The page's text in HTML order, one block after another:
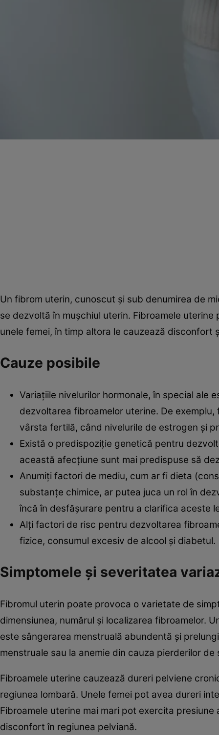
Un fibrom uterin, cunoscut și sub denumirea de
se dezvoltă în mușchiul uterin. Fibroamele
unele femei, în timp altora le cauzează disconfort
Cauze posibile
Variațiile nivelurilor hormonale, în special ale
dezvoltarea fibroamelor uterine. De
vârsta fertilă, când nivelurile de estrogen și
Există o predispoziție genetică pentru
această afecțiune sunt mai predispuse să
Anumiți factori de mediu, cum ar fi dieta
substanțe chimice, ar putea juca un rol în
încă în desfășurare pentru a clarifica aceste
Alți factori de risc pentru dezvoltarea
fizice, consumul excesiv de alcool și diabetul.
Simptomele și severitatea
Fibromul uterin poate provoca o varietate de
dimensiunea, numărul și localizarea fibroamelor.
este sângerarea menstruală abundentă și
menstruale sau la anemie din cauza pierderilor de
Fibroamele uterine cauzează dureri pelviene
regiunea lombară. Unele femei pot avea dureri
Fibroamele uterine mai mari pot exercita
disconfort în regiunea pelviană.